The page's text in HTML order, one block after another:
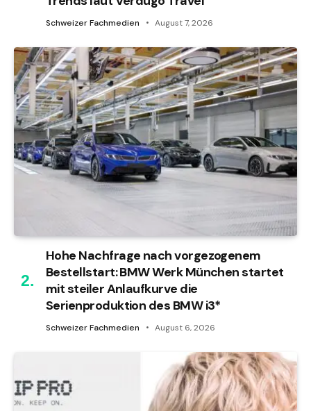
Schweizer Fachmedien August 7, 2026
Hohe Nachfrage nach vorgezogenem
Bestellstart: BMW Werk München startet
mit steiler Anlaufkurve die
Serienproduktion des BMW i3*
Schweizer Fachmedien August 6, 2026